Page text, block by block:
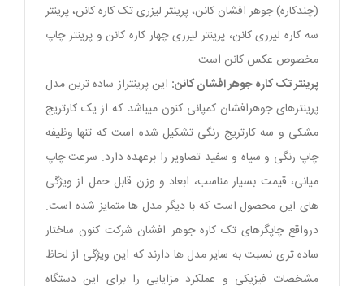
(چندکاره) جوهر افشان کانن، پرینتر لیزری تک کاره کانن، پرینتر
سه کاره لیزری کانن، پرینتر لیزری چهار کاره کانن و پرینتر چاپ
مخصوص عکس کانن است.
پرینتر تک کاره جوهر افشان کانن: این پرینتراز ساده ترین مدل
پرینترهای جوهرافشان کمپانی کنون میباشد که از یک کارتریج
مشکی و سه کارتریج رنگی تشکیل شده است که تنها وظیفه
چاپ رنگی و سیاه و سفید تصاویر را برعهده دارد. سرعت چاپ
میانی، قیمت بسیار مناسب، ابعاد و وزن قابل حمل از ویژگی
های این محصول است که با دیگر مدل ها متمایز شده است.
درواقع چاپگرهای تک کاره جوهر افشان شرکت کنون ساختار
ساده تری نسبت به سایر مدل ها دارند که این ویژگی از لحاظ
مشخصات فیزیکی و عملکرد مزایایی را برای این دستگاه